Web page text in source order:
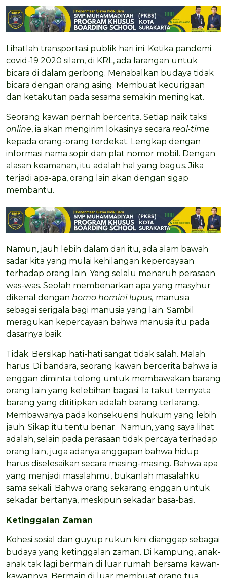
Lihatlah transportasi publik hari ini. Ketika pandemi
covid-19 2020 silam, di KRL, ada larangan untuk
bicara di dalam gerbong. Menabalkan budaya tidak
bicara dengan orang asing. Membuat kecurigaan
dan ketakutan pada sesama semakin meningkat.
Seorang kawan pernah bercerita. Setiap naik taksi
online, ia akan mengirim lokasinya secara real-time
kepada orang-orang terdekat. Lengkap dengan
informasi nama sopir dan plat nomor mobil. Dengan
alasan keamanan, itu adalah hal yang bagus. Jika
terjadi apa-apa, orang lain akan dengan sigap
membantu.
Namun, jauh lebih dalam dari itu, ada alam bawah
sadar kita yang mulai kehilangan kepercayaan
terhadap orang lain. Yang selalu menaruh perasaan
was-was. Seolah membenarkan apa yang masyhur
dikenal dengan homo homini lupus, manusia
sebagai serigala bagi manusia yang lain. Sambil
meragukan kepercayaan bahwa manusia itu pada
dasarnya baik.
Tidak. Bersikap hati-hati sangat tidak salah. Malah
harus. Di bandara, seorang kawan bercerita bahwa ia
enggan dimintai tolong untuk membawakan barang
orang lain yang kelebihan bagasi. Ia takut ternyata
barang yang dititipkan adalah barang terlarang.
Membawanya pada konsekuensi hukum yang lebih
jauh. Sikap itu tentu benar. Namun, yang saya lihat
adalah, selain pada perasaan tidak percaya terhadap
orang lain, juga adanya anggapan bahwa hidup
harus diselesaikan secara masing-masing. Bahwa apa
yang menjadi masalahmu, bukanlah masalahku
sama sekali. Bahwa orang sekarang enggan untuk
sekadar bertanya, meskipun sekadar basa-basi.
Ketinggalan Zaman
Kohesi sosial dan guyup rukun kini dianggap sebagai
budaya yang ketinggalan zaman. Di kampung, anak-
anak tak lagi bermain di luar rumah bersama kawan-